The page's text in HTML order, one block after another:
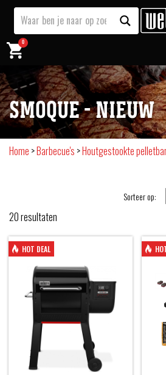
0
SMOQUE - NIEUW
Home >Barbecue's >Houtgestookte
20resultaten
Sorteer op:
HOT DEAL